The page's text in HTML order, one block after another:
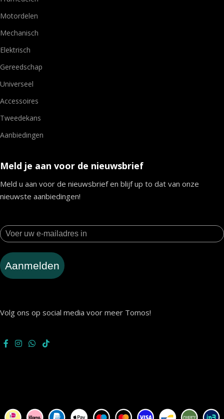
Motordelen
Mechanisch
Elektrisch
Gereedschap
Universeel
Accessoires
Tweedekans
Aanbiedingen
Meld je aan voor de nieuwsbrief
Meld u aan voor de nieuwsbrief en blijf up to dat van onze
nieuwste aanbiedingen!
Aanmelden
Volg ons op social media voor meer Tomos!